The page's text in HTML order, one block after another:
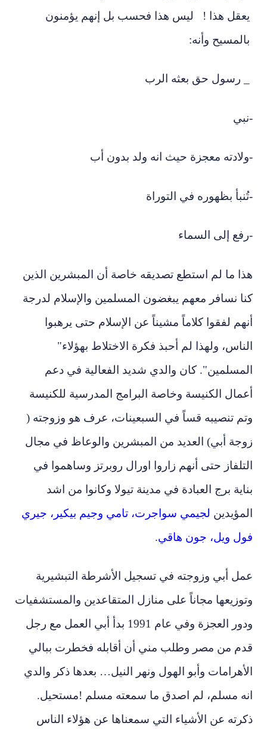
يعقل هذا ! ليس هذا فحسب بل إنهم يؤمنون
بالمسيح وأنه:
_ رسول حق بعثه الرب
-نبي
-ولادته معجزة حيث انه ولد بدون أب
-تُنبأ بظهوره في التوراة
-رفع إلى السماء
هذا ما لم استطع تصديقه خاصة أن المبشرين الذين
كنا نسافر معهم يبغضون المسلمين والإسلام لدرجة
أنهم لفقوا كلاماً مشيناً عن الإسلام حتى يرهبوا
الناس، ولهذا لم أحبذ فكرة الاختلاط بهؤلاء"
المسلمين". كان والدي شديد الفعالية في دعم
أعمال الكنيسة وخاصة البرامج المدرسية للكنيسة
وتم تنصيبه قساً في السبعينات، عرف هو وزوجته (
زوجة أبي) العديد من المبشرين والوعاظ في مجال
التلفاز حتى أنهم زاروا اورال روبرتز وساهموا في
بناية برج العبادة في مدينة تيولا وكانوا من اشد
المؤيدين لجيمي سواجرت، تامي وجيم بيكير، جيري
فول ويل، جون هاقي.
عمل أبي وزوجته في تسجيل الأشرطة التبشيرية
وتوزيعها مجاناً على منازل المتقاعدين والمستشفيات
ودور العجزة وفي عام 1991 بدأ أبي العمل مع رجل
قدم من مصر وطلب مني أن أقابله فخطرت ببالي
الأهرامات وأبو الهول ونهر النيل… بعدها ذكر والدي
انه مسلم، لم اصدق ما سمعته مسلم !مستحيل.
ذكرته عن الأشياء التي سمعناها عن هؤلاء الناس